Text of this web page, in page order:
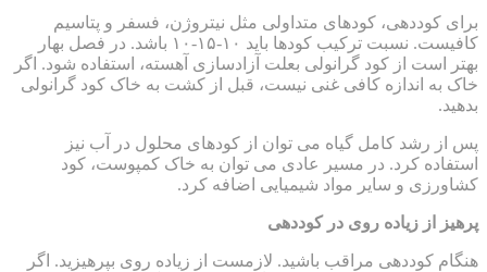
برای کوددهی، کودهای متداولی مثل نیتروژن، فسفر و پتاسیم
کافیست. نسبت ترکیب کودها باید ۱۰-۱۵-۱۰ باشد. در فصل بهار
بهتر است از کود گرانولی بعلت آزادسازی آهسته، استفاده شود. اگر
خاک به اندازه کافی غنی نیست، قبل از کشت به خاک کود گرانولی
بدهید.
پس از رشد کامل گیاه می توان از کودهای محلول در آب نیز
استفاده کرد. در مسیر عادی می توان به خاک کمپوست، کود
کشاورزی و سایر مواد شیمیایی اضافه کرد.
پرهیز از زیاده روی در کوددهی
هنگام کوددهی مراقب باشید. لازمست از زیاده روی بپرهیزید. اگر